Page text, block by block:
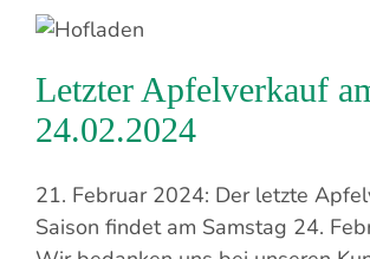
Letzter Apfelverkauf
24.02.2024
21. Februar 2024: Der letzte
Saison findet am Samstag 24.